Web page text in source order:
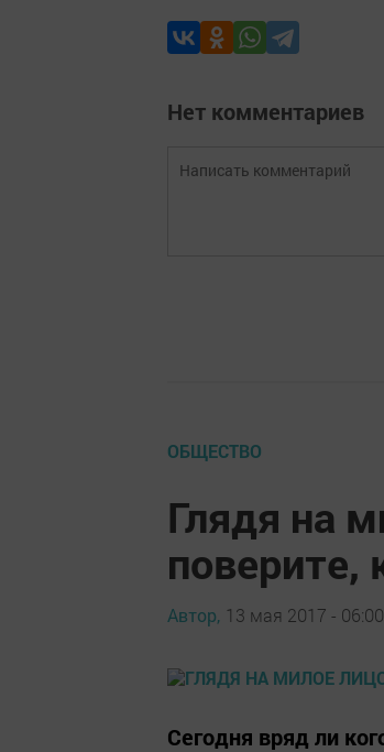
Нет комментариев
ОБЩЕСТВО
Глядя на
поверите,
Автор, 13 мая 2017 - 06:00
Сегодня вряд ли